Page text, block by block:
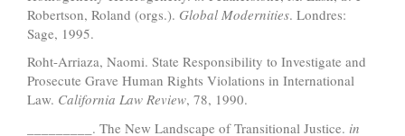
Robertson, Roland (orgs.). Global Modernities. Londres:
Sage, 1995.
Roht-Arriaza, Naomi. State Responsibility to Investigate and
Prosecute Grave Human Rights Violations in International
Law. California Law Review, 78, 1990.
_________. The New Landscape of Transitional Justice. in